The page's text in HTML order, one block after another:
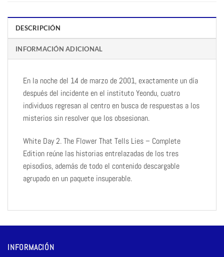
DESCRIPCIÓN
INFORMACIÓN ADICIONAL
En la noche del 14 de marzo de 2001, exactamente un día
después del incidente en el instituto Yeondu, cuatro
individuos regresan al centro en busca de respuestas a los
misterios sin resolver que los obsesionan.
White Day 2. The Flower That Tells Lies – Complete
Edition reúne las historias entrelazadas de los tres
episodios, además de todo el contenido descargable
agrupado en un paquete insuperable.
INFORMACIÓN